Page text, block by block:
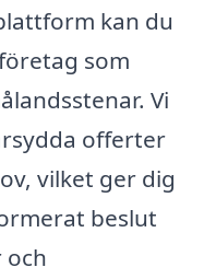
kan du
som
Vi
offerter
vilket ger dig
beslut
och